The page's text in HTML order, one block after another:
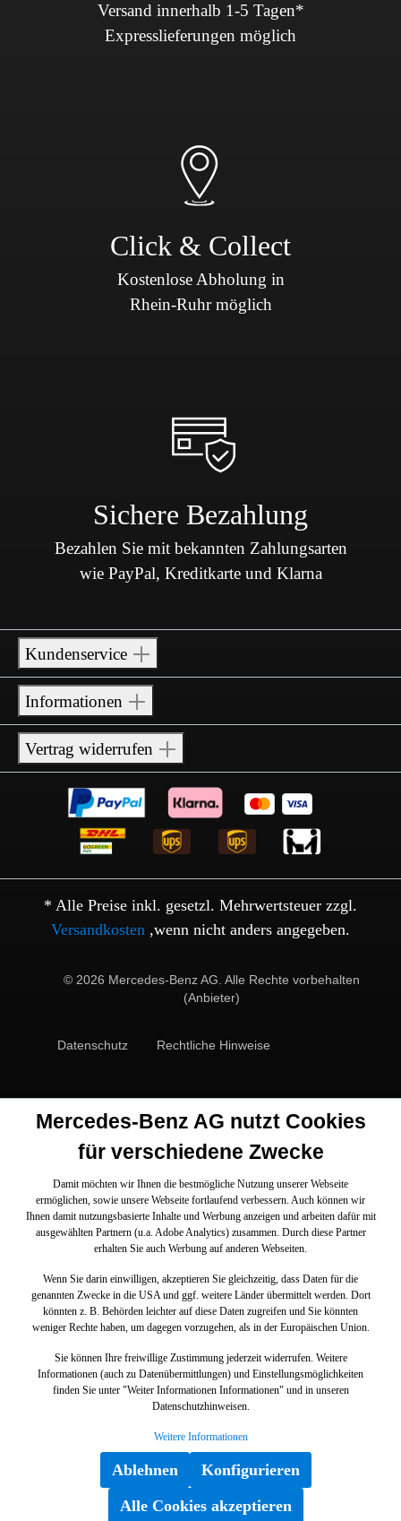
Versand innerhalb 1-5 Tagen*
Expresslieferungen möglich
Click & Collect
Kostenlose Abholung in
Rhein-Ruhr möglich
Sichere Bezahlung
Bezahlen Sie mit bekannten Zahlungsarten
wie PayPal, Kreditkarte und Klarna
Kundenservice
Informationen
Vertrag widerrufen
* Alle Preise inkl. gesetzl. Mehrwertsteuer zzgl.
Versandkosten ,wenn nicht anders angegeben.
© 2026 Mercedes-Benz AG. Alle Rechte vorbehalten
(Anbieter)
Datenschutz Rechtliche Hinweise
Mercedes-Benz AG nutzt Cookies
für verschiedene Zwecke
Damit möchten wir Ihnen die bestmögliche Nutzung unserer Webseite
ermöglichen, sowie unsere Webseite fortlaufend verbessern. Auch können wir
Ihnen damit nutzungsbasierte Inhalte und Werbung anzeigen und arbeiten dafür mit
ausgewählten Partnern (u.a. Adobe Analytics) zusammen. Durch diese Partner
erhalten Sie auch Werbung auf anderen Webseiten.
Wenn Sie darin einwilligen, akzeptieren Sie gleichzeitig, dass Daten für die
genannten Zwecke in die USA und ggf. weitere Länder übermittelt werden. Dort
könnten z. B. Behörden leichter auf diese Daten zugreifen und Sie könnten
weniger Rechte haben, um dagegen vorzugehen, als in der Europäischen Union.
Sie können Ihre freiwillige Zustimmung jederzeit widerrufen. Weitere
Informationen (auch zu Datenübermittlungen) und Einstellungsmöglichkeiten
finden Sie unter "Weiter Informationen Informationen" und in unseren
Datenschutzhinweisen.
Weitere Informationen
Ablehnen
Konfigurieren
Alle Cookies akzeptieren